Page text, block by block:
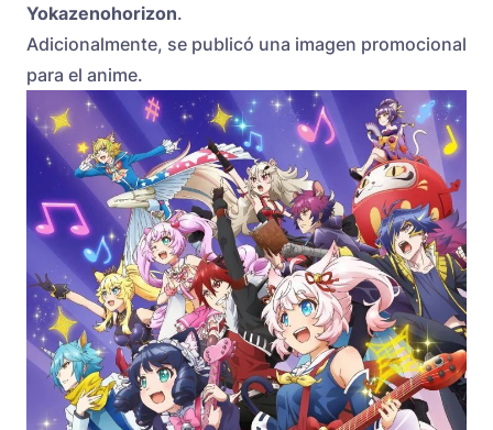
Yokazenohorizon.
Adicionalmente, se publicó una imagen promocional
para el anime.